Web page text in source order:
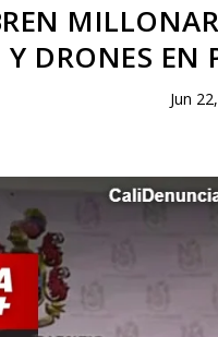
Y DRONES EN
Jun